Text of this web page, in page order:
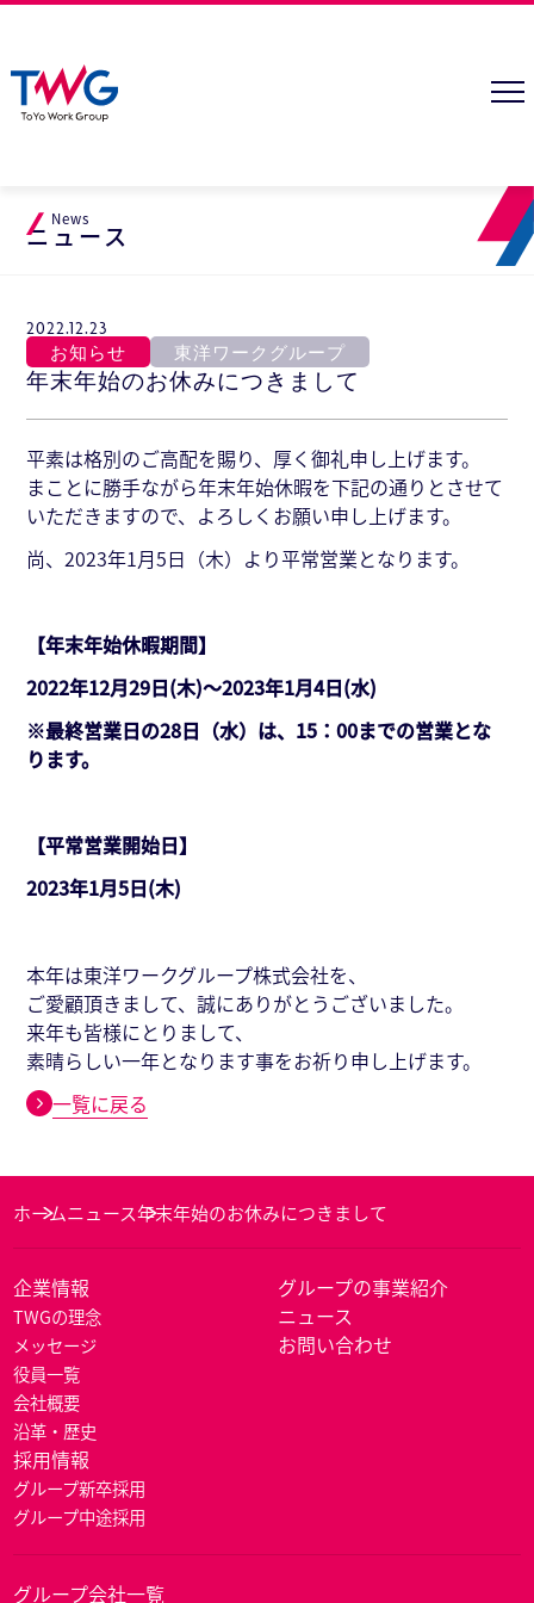
News
ニュース
2022.12.23
お知らせ
東洋ワークグループ
年末年始のお休みにつきまして
平素は格別のご高配を賜り、厚く御礼申し上げます。
まことに勝手ながら年末年始休暇を下記の通りとさせて
いただきますので、よろしくお願い申し上げます。
尚、2023年1月5日（木）より平常営業となります。
【年末年始休暇期間】
2022年12月29日(木)～2023年1月4日(水)
※最終営業日の28日（水）は、15：00までの営業とな
ります。
【平常営業開始日】
2023年1月5日(木)
本年は東洋ワークグループ株式会社を、
ご愛顧頂きまして、誠にありがとうございました。
来年も皆様にとりまして、
素晴らしい一年となります事をお祈り申し上げます。
一覧に戻る
ホームニュース年末年始のお休みにつきまして
企業情報
TWGの理念
メッセージ
役員一覧
会社概要
沿革・歴史
グループの事業紹介
ニュース
お問い合わせ
採用情報
グループ新卒採用
グループ中途採用
グループ会社一覧